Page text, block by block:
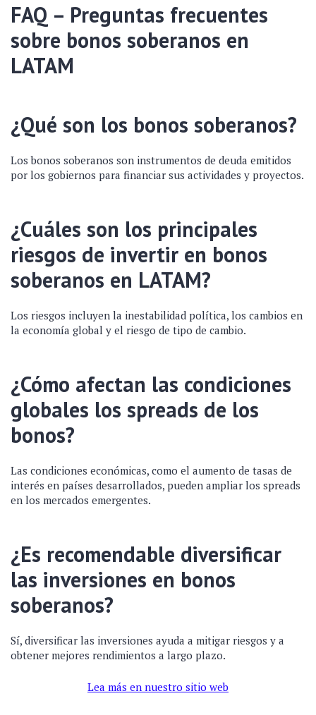
FAQ – Preguntas frecuentes
sobre bonos soberanos en
LATAM
¿Qué son los bonos soberanos?
Los bonos soberanos son instrumentos de deuda emitidos
por los gobiernos para financiar sus actividades y proyectos.
¿Cuáles son los principales
riesgos de invertir en bonos
soberanos en LATAM?
Los riesgos incluyen la inestabilidad política, los cambios en
la economía global y el riesgo de tipo de cambio.
¿Cómo afectan las condiciones
globales los spreads de los
bonos?
Las condiciones económicas, como el aumento de tasas de
interés en países desarrollados, pueden ampliar los spreads
en los mercados emergentes.
¿Es recomendable diversificar
las inversiones en bonos
soberanos?
Sí, diversificar las inversiones ayuda a mitigar riesgos y a
obtener mejores rendimientos a largo plazo.
Lea más en nuestro sitio web